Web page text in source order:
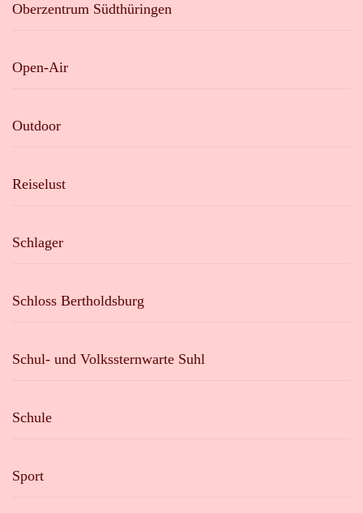
Oberzentrum Südthüringen
Open-Air
Outdoor
Reiselust
Schlager
Schloss Bertholdsburg
Schul- und Volkssternwarte Suhl
Schule
Sport